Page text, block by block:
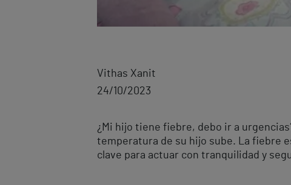
Vithas Xanit
24/10/2023
¿Mi hijo tiene fiebre, debo ir a
temperatura de su hijo sube. La fiebre
clave para actuar con tranquilidad y